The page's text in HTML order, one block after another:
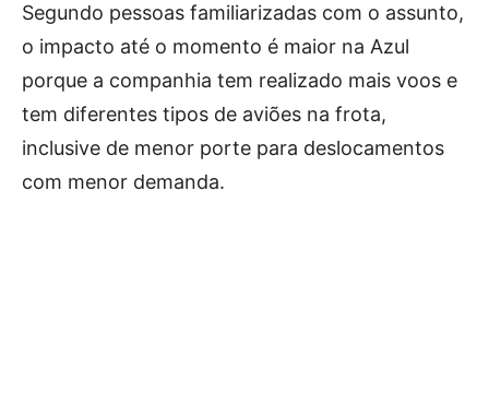
Segundo pessoas familiarizadas com o assunto,
o impacto até o momento é maior na Azul
porque a companhia tem realizado mais voos e
tem diferentes tipos de aviões na frota,
inclusive de menor porte para deslocamentos
com menor demanda.